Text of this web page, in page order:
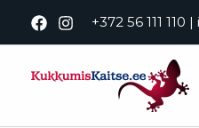
+372 56 111 110 |